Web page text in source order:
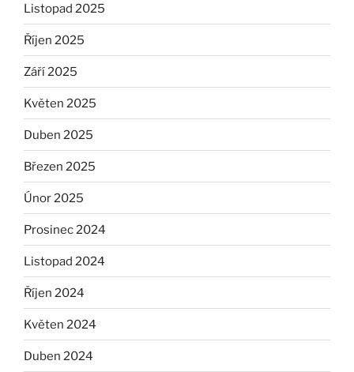
Listopad 2025
Říjen 2025
Září 2025
Květen 2025
Duben 2025
Březen 2025
Únor 2025
Prosinec 2024
Listopad 2024
Říjen 2024
Květen 2024
Duben 2024